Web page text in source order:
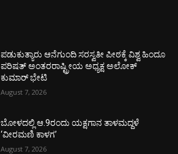
ಪಡುಕುತ್ಯಾರು ಆನೆಗುಂದಿ ಸರಸ್ವತೀ ಪೀಠಕ್ಕೆ ವಿಶ್ವ ಹಿಂದೂ
ಪರಿಷತ್ ಅಂತರರಾಷ್ಟ್ರೀಯ ಅಧ್ಯಕ್ಷ ಅಲೋಕ್
ಕುಮಾರ್ ಭೇಟಿ
August 7, 2026
ಬೋಳದಲ್ಲಿ ಆ.9ರಂದು ಯಕ್ಷಗಾನ ತಾಳಮದ್ದಳೆ
‘ವೀರಮಣಿ ಕಾಳಗ’
August 7, 2026